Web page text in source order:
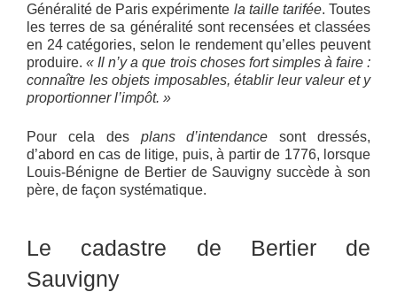
Généralité de Paris expérimente la taille tarifée. Toutes
les terres de sa généralité sont recensées et classées
en 24 catégories, selon le rendement qu’elles peuvent
produire.« Il n’y a que trois choses fort simples à faire :
connaître les objets imposables, établir leur valeur et y
proportionner l’impôt. »
Pour cela des plans d’intendancesont dressés,
d’abord en cas de litige, puis, à partir de 1776, lorsque
Louis-Bénigne de Bertier de Sauvigny succède à son
père, de façon systématique.
Le cadastre de Bertier de
Sauvigny